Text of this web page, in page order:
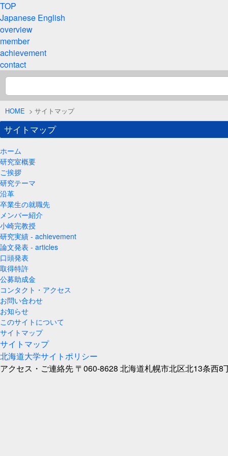
TOP
Japanese English
overview
member
achievement
contact
HOME > サイトマップ
サイトマップ
ホーム
研究室概要
ご挨拶
研究テーマ
沿革
卒業生の就職先
メンバー紹介
小崎完教授
研究実績 - achievement
論文発表 - articles
口頭発表
取得特許
公募助成金
コンタクト・アクセス
お問い合わせ
お知らせ
このサイトについて
サイトマップ
サイトマップ
北海道大学サイトポリシー
アクセス・ご連絡先 〒060-8628 北海道札幌市北区北13条西8